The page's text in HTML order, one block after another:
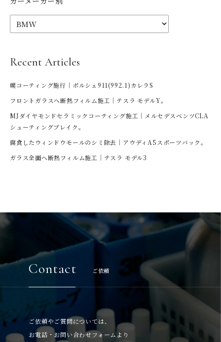
Recent Articles
幌コーティング施行｜ポルシェ911(992.1)カレラS
フロントガラスへ断熱フィルム施工｜テスラ モデルY。
MJダイヤモンドセラミックコーティング施工｜メルセデスベンツCLA
シューティングブレイク。
腐食したウィンドウモールのシミ除去｜アウディA5スポーツバック。
ガラス全面へ断熱フィルム施工｜テスラ モデル3
Contact ご依頼
ご依頼やご質問については、
お電話・お問い合わせフォームより